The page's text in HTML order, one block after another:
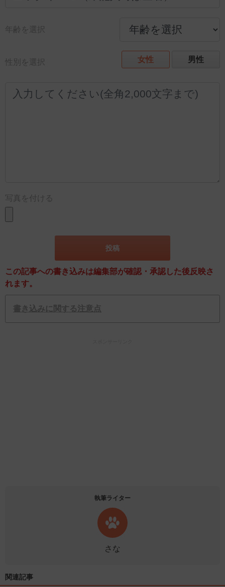
年齢を選択
性別を選択 女性 男性
写真を付ける
この記事への書き込みは編集部が確認・承認した後反映さ
れます。
書き込みに関する注意点
執筆ライター
さな
関連記事